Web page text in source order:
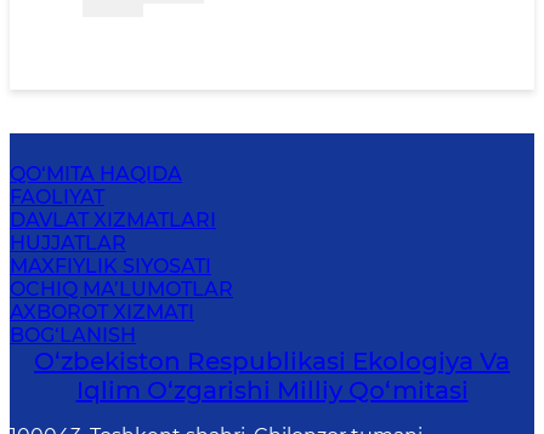
QO‘MITA HAQIDA
FAOLIYAT
DAVLAT XIZMATLARI
HUJJATLAR
MAXFIYLIK SIYOSATI
OCHIQ MA’LUMOTLAR
AXBOROT XIZMATI
BOG‘LANISH
O‘zbekiston Respublikasi Ekologiya Va
Iqlim O‘zgarishi Milliy Qo‘mitasi